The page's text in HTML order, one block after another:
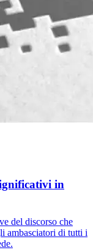
in
del discorso che
ambasciatori di tutti i